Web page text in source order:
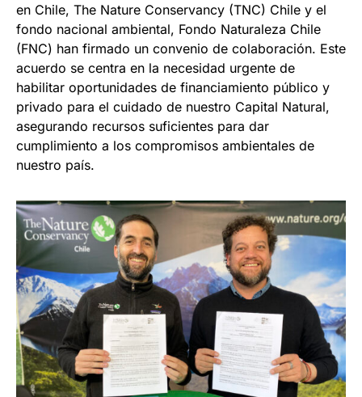
en Chile, The Nature Conservancy (TNC) Chile y el
fondo nacional ambiental, Fondo Naturaleza Chile
(FNC) han firmado un convenio de colaboración. Este
acuerdo se centra en la necesidad urgente de
habilitar oportunidades de financiamiento público y
privado para el cuidado de nuestro Capital Natural,
asegurando recursos suficientes para dar
cumplimiento a los compromisos ambientales de
nuestro país.